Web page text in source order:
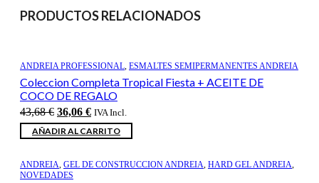
PRODUCTOS RELACIONADOS
ANDREIA PROFESSIONAL, ESMALTES SEMIPERMANENTES ANDREIA
Coleccion Completa Tropical Fiesta + ACEITE DE
COCO DE REGALO
43,68€ El
precio
original
43,68 €.
36,06 €El
precio
actual
36,06 €.
IVA Incl.
AÑADIR AL CARRITO
ANDREIA, GEL DE CONSTRUCCION ANDREIA, HARD GEL ANDREIA,
NOVEDADES